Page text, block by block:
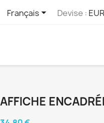
Français Devise :
AFFICHE